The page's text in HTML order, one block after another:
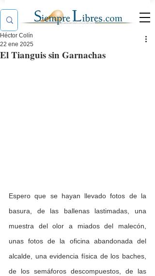
El Tianguis sin Garnachas
Héctor Colín
22 ene 2025
Espero que se hayan llevado fotos de la
basura, de las ballenas lastimadas, una
muestra del olor a miados del malecón,
unas fotos de la oficina abandonada del
alcalde, una evidencia física de los baches,
de los semáforos descompuestos, de las